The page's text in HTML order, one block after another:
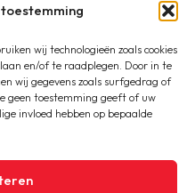
wij technologieën zoals cookies
en/of te raadplegen. Door in te
wij gegevens zoals surfgedrag of
geen toestemming geeft of uw
invloed hebben op bepaalde